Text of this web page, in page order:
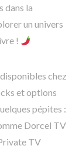
dans la
un univers
!
chez
et options
pépites :
Dorcel TV
TV